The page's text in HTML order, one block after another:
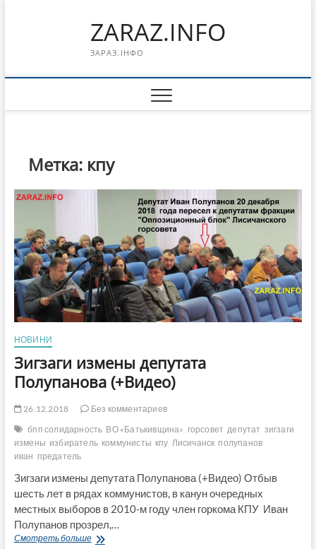
ZARAZ.INFO
ЗАРАЗ.ІНФО
Метка: кпу
НОВИНИ
Зигзаги измены депутата
Полупанова (+Видео)
26.12.2018
Без комментариев
бпп солидарность ВО «Батькивщина» горсовет депутат зигзаги
измены избиратель коммунисты кпу Лисичанск полупанов
иван предатель
Зигзаги измены депутата Полупанова (+Видео) Отбыв
шесть лет в рядах коммунистов, в канун очередных
местных выборов в 2010-м году член горкома КПУ Иван
Полупанов прозрел,…
Смотреть большеЗигзаги